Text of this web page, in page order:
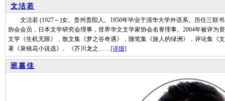
文洁若
文洁若 (1927～)女。贵州贵阳人。1950年毕业于清华大学外语系。历任三联
协会会员，日本文学研究会理事，世界华文文学家协会名誉理事。2004年被评为
文学《生机无限》，散文集《梦之谷奇遇》，随笔集《旅人的绿洲》，评论集《
著《泉镜花小说选》、《芥川龙之……[详细]
班嘉佳